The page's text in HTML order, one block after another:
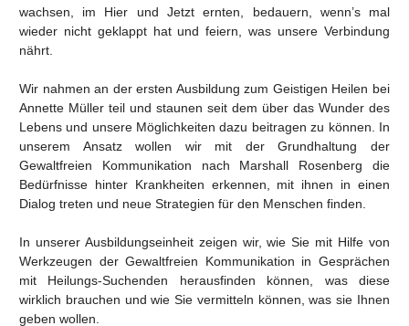
wachsen, im Hier und Jetzt ernten, bedauern, wenn’s mal
wieder nicht geklappt hat und feiern, was unsere Verbindung
nährt.
Wir nahmen an der ersten Ausbildung zum Geistigen Heilen bei
Annette Müller teil und staunen seit dem über das Wunder des
Lebens und unsere Möglichkeiten dazu beitragen zu können. In
unserem Ansatz wollen wir mit der Grundhaltung der
Gewaltfreien Kommunikation nach Marshall Rosenberg die
Bedürfnisse hinter Krankheiten erkennen, mit ihnen in einen
Dialog treten und neue Strategien für den Menschen finden.
In unserer Ausbildungseinheit zeigen wir, wie Sie mit Hilfe von
Werkzeugen der Gewaltfreien Kommunikation in Gesprächen
mit Heilungs-Suchenden herausfinden können, was diese
wirklich brauchen und wie Sie vermitteln können, was sie Ihnen
geben wollen.